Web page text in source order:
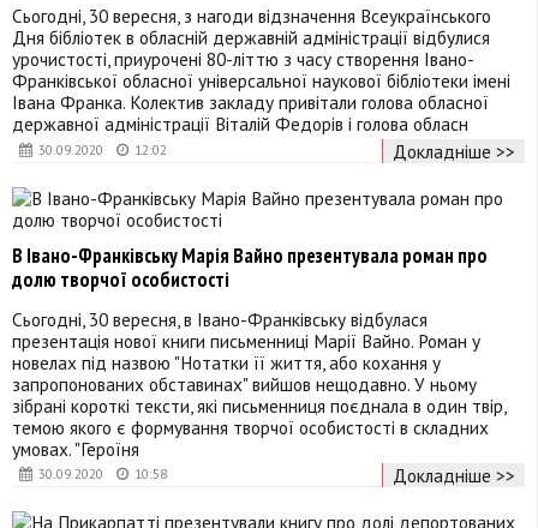
30.09.2020 12:02
Сьогодні, 30 вересня, з нагоди відзначення Всеукраїнського
Дня бібліотек в обласній державній адміністрації відбулися
урочистості, приурочені 80-літтю з часу створення Івано-
Франківської обласної універсальної наукової бібліотеки імені
Івана Франка. Колектив закладу привітали голова обласної
державної адміністрації Віталій Федорів і голова обласн
Докладніше >>
30.09.2020 10:58
В Івано-Франківську Марія Вайно презентувала роман про
долю творчої особистості
Сьогодні, 30 вересня, в Івано-Франківську відбулася
презентація нової книги письменниці Марії Вайно. Роман у
новелах під назвою "Нотатки її життя, або кохання у
запропонованих обставинах" вийшов нещодавно. У ньому
зібрані короткі тексти, які письменниця поєднала в один твір,
темою якого є формування творчої особистості в складних
умовах. "Героїня
Докладніше >>